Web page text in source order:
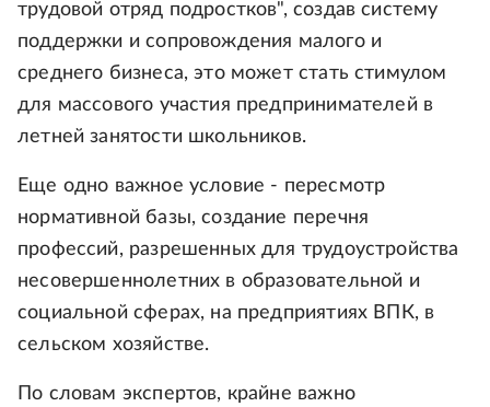
трудовой отряд подростков", создав систему
поддержки и сопровождения малого и
среднего бизнеса, это может стать стимулом
для массового участия предпринимателей в
летней занятости школьников.
Еще одно важное условие - пересмотр
нормативной базы, создание перечня
профессий, разрешенных для трудоустройства
несовершеннолетних в образовательной и
социальной сферах, на предприятиях ВПК, в
сельском хозяйстве.
По словам экспертов, крайне важно